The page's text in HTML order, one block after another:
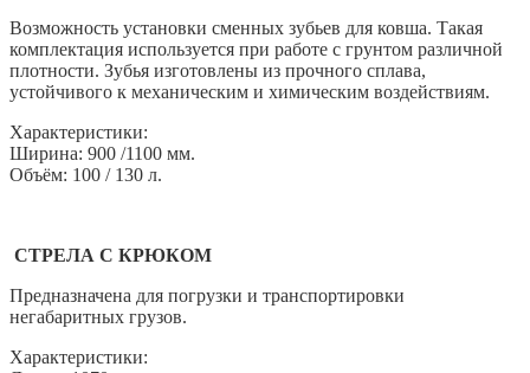
Возможность установки сменных зубьев для ковша. Такая
комплектация используется при работе с грунтом различной
плотности. Зубья изготовлены из прочного сплава,
устойчивого к механическим и химическим воздействиям.
Характеристики:
Ширина: 900 /1100 мм.
Объём: 100 / 130 л.
СТРЕЛА С КРЮКОМ
Предназначена для погрузки и транспортировки
негабаритных грузов.
Характеристики: